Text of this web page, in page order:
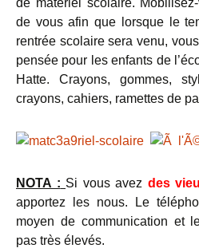
de matériel scolaire.
de vous afin que lorsque le
rentrée scolaire sera venu,
pensée pour les enfants de
Hatte. Crayons, gommes,
crayons, cahiers, ramettes de
NOTA : Si vous avez des
apportez les nous. Le
moyen de communication et
pas très élevés.